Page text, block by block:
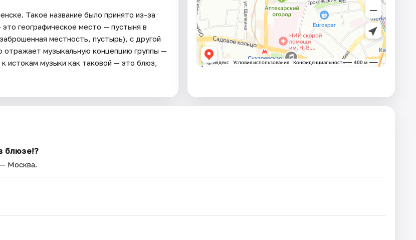
Такое название было принято из-за
географическое место — пустыня в
местность, пустырь), с другой
отражает музыкальную концепцию группы —
музыки как таковой — это блюз,
блюзе!?
Москва.